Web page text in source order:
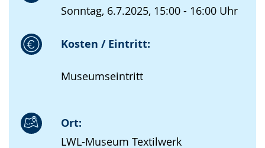
Sonntag, 6.7.2025, 15:00 - 16:00 Uhr
Kosten / Eintritt:
Museumseintritt
Ort:
LWL-Museum Textilwerk